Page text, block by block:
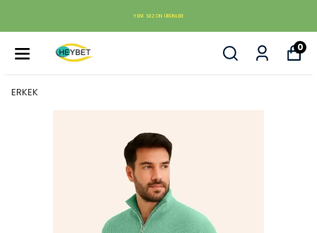
YENI SEZON ÜRÜNLER
0
ERKEK